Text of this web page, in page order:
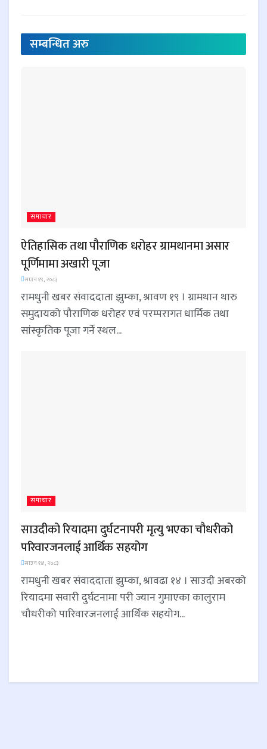
सम्बन्धितअरु
समाचार
ऐतिहासिक तथा पौराणिक धरोहर ग्रामथानमा असार
पूर्णिमामा अखारी पूजा
साउन १९, २०८३
रामधुनी खबर संवाददाता झुम्का, श्रावण १९ । ग्रामथान थारु
समुदायको पौराणिक धरोहर एवं परम्परागत धार्मिक तथा
सांस्कृतिक पूजा गर्ने स्थल...
समाचार
साउदीको रियादमा दुर्घटनापरी मृत्यु भएका चौधरीको
परिवारजनलाई आर्थिक सहयोग
साउन १४, २०८३
रामधुनी खबर संवाददाता झुम्का, श्रावढा १४ । साउदी अबरको
रियादमा सवारी दुर्घटनामा परी ज्यान गुमाएका कालुराम
चौधरीको पारिवारजनलाई आर्थिक सहयोग...